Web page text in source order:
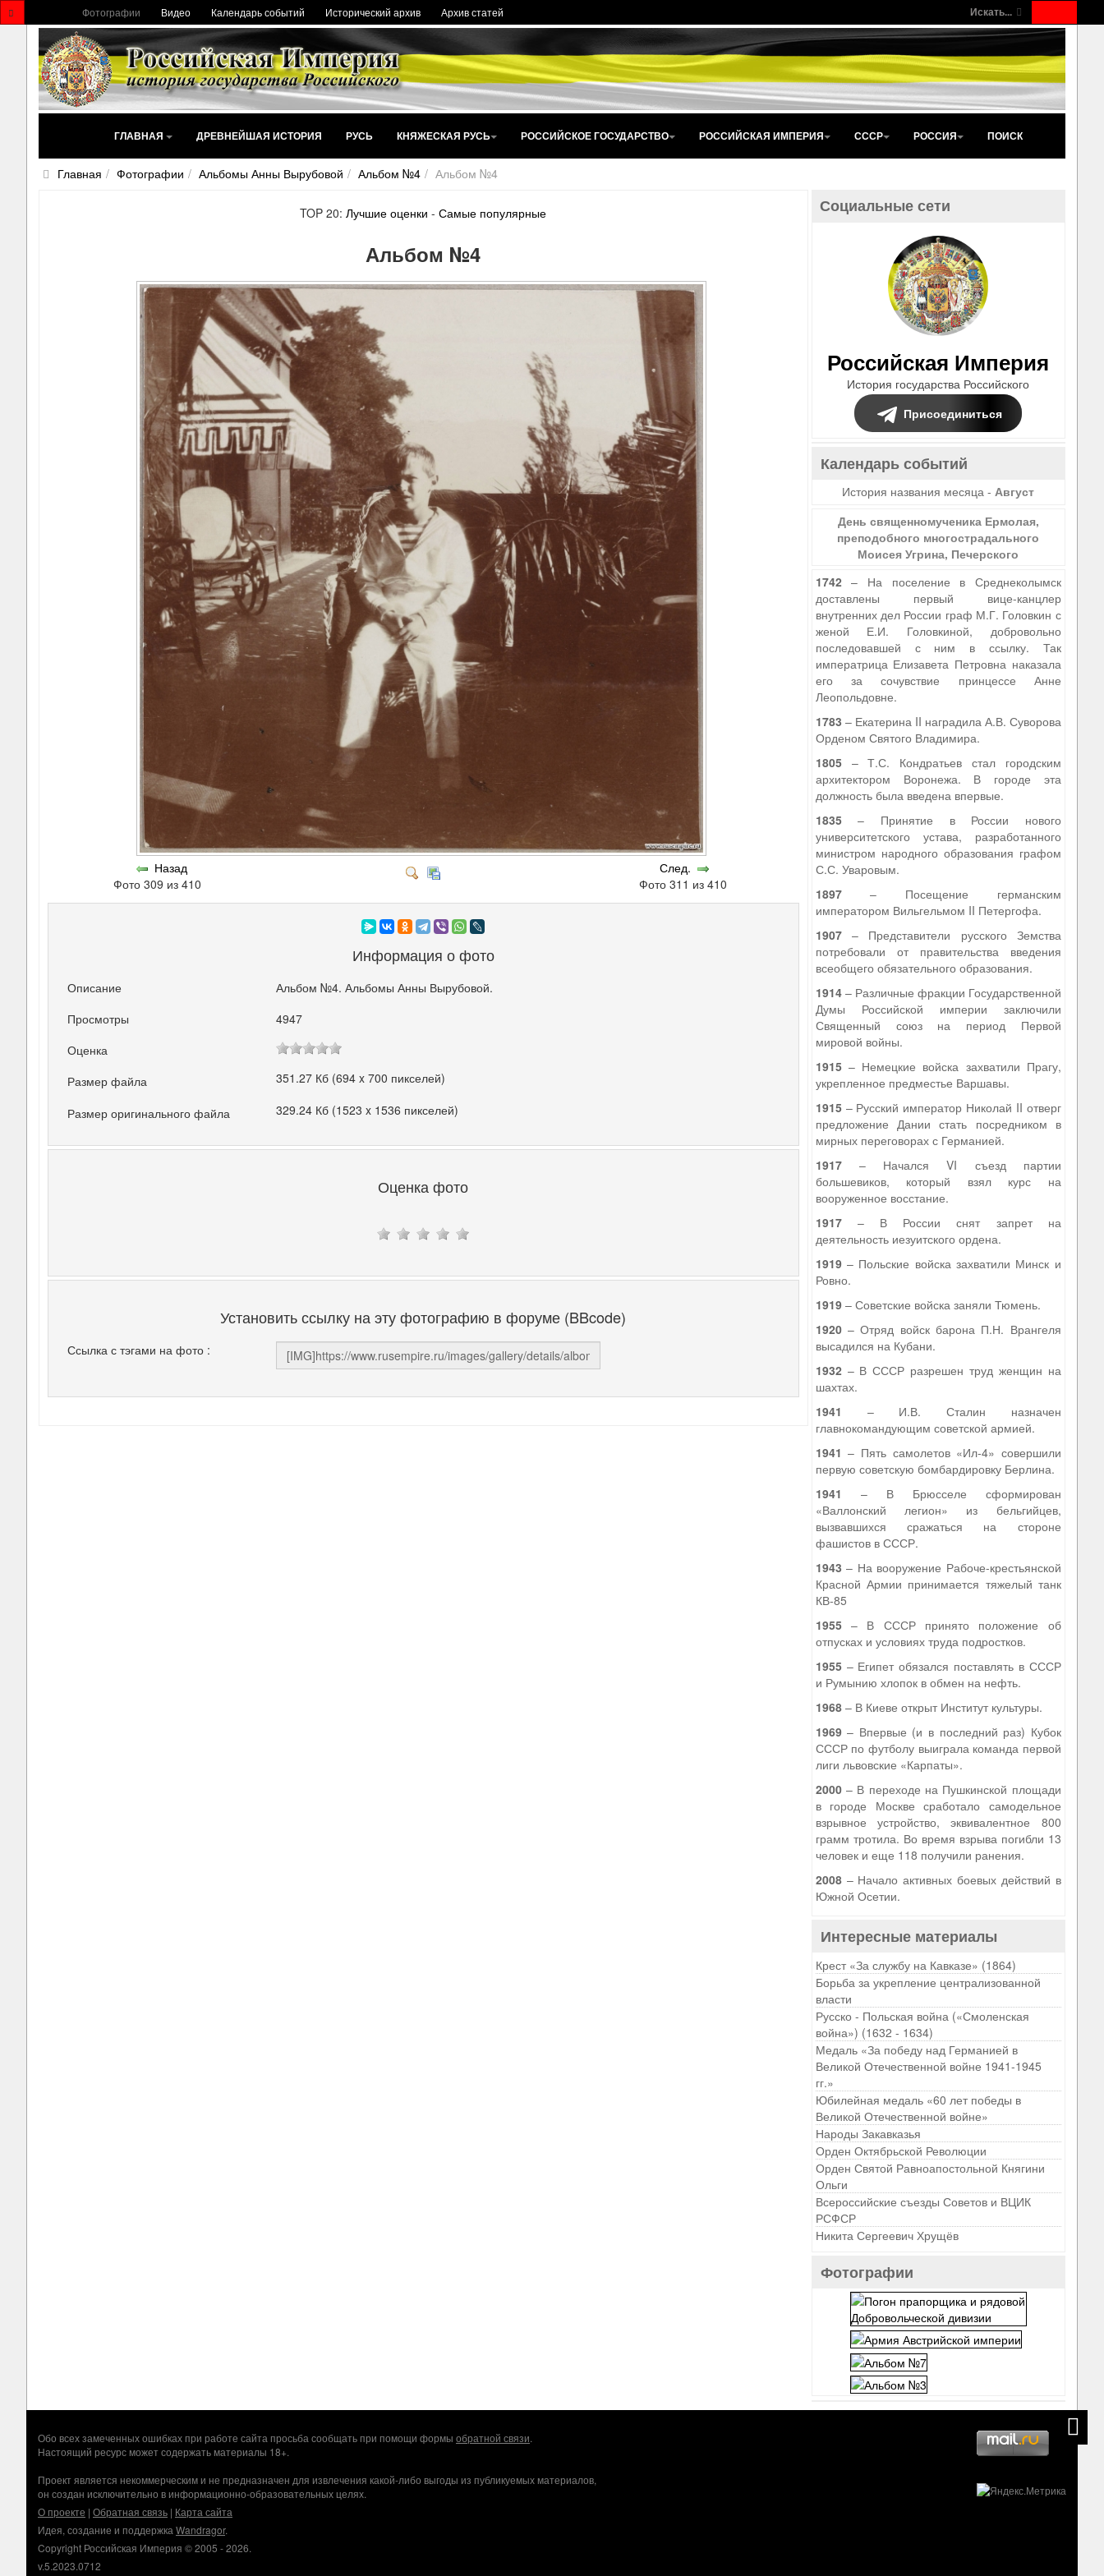
Искать...
Фотографии Видео Календарь событий Исторический архив Архив статей
ГЛАВНАЯ ДРЕВНЕЙШАЯ ИСТОРИЯ РУСЬ КНЯЖЕСКАЯ РУСЬ РОССИЙСКОЕ ГОСУДАРСТВО РОССИЙСКАЯ ИМПЕРИЯ СССР РОССИЯ ПОИСК
Главная Фотографии Альбомы Анны Вырубовой Альбом №4 Альбом №4
TOP 20:Лучшие оценки -Самые популярные
Альбом №4
Назад
Фото 309 из 410
След.
Фото 311 из 410
Информация о фото
Описание
Альбом №4. Альбомы Анны Вырубовой.
Просмотры
4947
Оценка
Размер файла
351.27 Кб (694 x 700 пикселей)
Размер оригинального файла 329.24 Кб (1523 x 1536 пикселей)
Оценка фото
Установить ссылку на эту фотографию в форуме (BBcode)
Ссылка с тэгами на фото :
Социальные сети
Российская Империя
История государства Российского
Присоединиться
Календарь событий
История названия месяца -Август
День священномученика Ермолая,
преподобного многострадального
Моисея Угрина, Печерского
1742– На поселение в Среднеколымск
доставлены первый вице-канцлер
внутренних дел России граф М.Г. Головкин с
женой Е.И. Головкиной, добровольно
последовавшей с ним в ссылку. Так
императрица Елизавета Петровна наказала
его за сочувствие принцессе Анне
Леопольдовне.
1783 – Екатерина II наградила А.В. Суворова
Орденом Святого Владимира.
1805– Т.С. Кондратьев стал городским
архитектором Воронежа. В городе эта
должность была введена впервые.
1835– Принятие в России нового
университетского устава, разработанного
министром народного образования графом
С.С. Уваровым.
1897– Посещение германским
императором Вильгельмом II Петергофа.
1907– Представители русского Земства
потребовали от правительства введения
всеобщего обязательного образования.
1914– Различные фракции Государственной
Думы Российской империи заключили
Священный союз на период Первой
мировой войны.
1915– Немецкие войска захватили Прагу,
укрепленное предместье Варшавы.
1915– Русский император Николай II отверг
предложение Дании стать посредником в
мирных переговорах с Германией.
1917– Начался VI съезд партии
большевиков, который взял курс на
вооруженное восстание.
1917– В России снят запрет на
деятельность иезуитского ордена.
1919– Польские войска захватили Минск и
Ровно.
1919– Советские войска заняли Тюмень.
1920– Отряд войск барона П.Н. Врангеля
высадился на Кубани.
1932– В СССР разрешен труд женщин на
шахтах.
1941 – И.В. Сталин назначен
главнокомандующим советской армией.
1941 – Пять самолетов «Ил-4» совершили
первую советскую бомбардировку Берлина.
1941 – В Брюсселе сформирован
«Валлонский легион» из бельгийцев,
вызвавшихся сражаться на стороне
фашистов в СССР.
1943 – На вооружение Рабоче-крестьянской
Красной Армии принимается тяжелый танк
КВ-85
1955– В СССР принято положение об
отпусках и условиях труда подростков.
1955– Египет обязался поставлять в СССР
и Румынию хлопок в обмен на нефть.
1968– В Киеве открыт Институт культуры.
1969– Впервые (и в последний раз) Кубок
СССР по футболу выиграла команда первой
лиги львовские «Карпаты».
2000– В переходе на Пушкинской площади
в городе Москве сработало самодельное
взрывное устройство, эквивалентное 800
грамм тротила. Во время взрыва погибли 13
человек и еще 118 получили ранения.
2008– Начало активных боевых действий в
Южной Осетии.
Интересные материалы
Крест «За службу на Кавказе» (1864)
Борьба за укрепление централизованной
власти
Русско - Польская война («Смоленская
война») (1632 - 1634)
Медаль «За победу над Германией в
Великой Отечественной войне 1941-1945
гг.»
Юбилейная медаль «60 лет победы в
Великой Отечественной войне»
Народы Закавказья
Орден Октябрьской Революции
Орден Святой Равноапостольной Княгини
Ольги
Всероссийские съезды Советов и ВЦИК
РСФСР
Никита Сергеевич Хрущёв
Фотографии
Обо всех замеченных ошибках при работе сайта просьба сообщать при помощи формы обратной связи.
Настоящий ресурс может содержать материалы 18+.
Проект является некоммерческим и не предназначен для извлечения какой-либо выгоды из публикуемых материалов,
он создан исключительно в информационно-образовательных целях.
О проекте | Обратная связь | Карта сайта
Идея, создание и поддержка Wandragor.
Copyright Российская Империя © 2005 - 2026.
v.5.2023.0712